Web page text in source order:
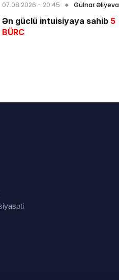
07.08.2026 - 20:45 Gülnar Əliyeva
Ən güclü intuisiyaya sahib 5
BÜRC